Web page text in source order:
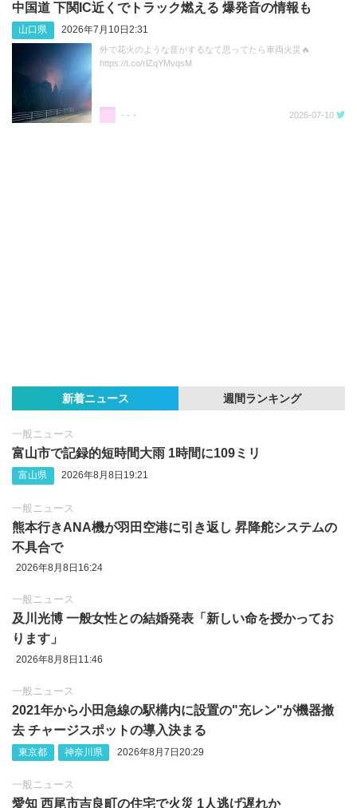
中国道 下関IC近くでトラック燃える 爆発音の情報も
山口県 2026年7月10日2:31
外で花火のような音がするなて思ってたら車両火災🔥
https://t.co/rlZqYMvqsM
・-・ 2026-07-10
新着ニュース 週間ランキング
一般ニュース
富山市で記録的短時間大雨 1時間に109ミリ
富山県 2026年8月8日19:21
一般ニュース
熊本行きANA機が羽田空港に引き返し 昇降舵システムの
不具合で
2026年8月8日16:24
一般ニュース
及川光博 一般女性との結婚発表「新しい命を授かってお
ります」
2026年8月8日11:46
一般ニュース
2021年から小田急線の駅構内に設置の"充レン"が機器撤
去 チャージスポットの導入決まる
東京都 神奈川県 2026年8月7日20:29
一般ニュース
愛知 西尾市吉良町の住宅で火災 1人逃げ遅れか